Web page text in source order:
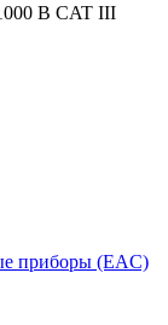
В CAT III
приборы (EAC)